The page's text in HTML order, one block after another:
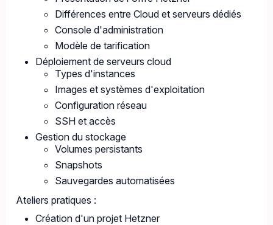
Différences entre Cloud et serveurs dédiés
Console d'administration
Modèle de tarification
Déploiement de serveurs cloud
Types d'instances
Images et systèmes d'exploitation
Configuration réseau
SSH et accès
Gestion du stockage
Volumes persistants
Snapshots
Sauvegardes automatisées
Ateliers pratiques :
Création d'un projet Hetzner